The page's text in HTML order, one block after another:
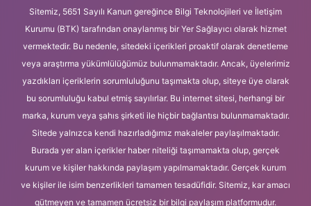
Sitemiz, 5651 Sayılı Kanun gereğince Bilgi Teknolojileri ve İletişim
Kurumu (BTK) tarafından onaylanmış bir Yer Sağlayıcı olarak hizmet
vermektedir. Bu nedenle, sitedeki içerikleri proaktif olarak denetleme
veya araştırma yükümlülüğümüz bulunmamaktadır. Ancak, üyelerimiz
yazdıkları içeriklerin sorumluluğunu taşımakta olup, siteye üye olarak
bu sorumluluğu kabul etmiş sayılırlar. Bu internet sitesi, herhangi bir
marka, kurum veya şahıs şirketi ile hiçbir bağlantısı bulunmamaktadır.
Sitede yalnızca kendi hazırladığımız makaleler paylaşılmaktadır.
Burada yer alan içerikler haber niteliği taşımamakta olup, gerçek
kurum ve kişiler hakkında paylaşım yapılmamaktadır. Gerçek kurum
ve kişiler ile isim benzerlikleri tamamen tesadüfidir. Sitemiz, kar amacı
gütmeyen ve tamamen ücretsiz bir bilgi paylaşım platformudur.